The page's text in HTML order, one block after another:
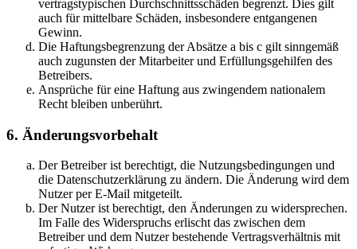
vertragstypischen Durchschnittsschäden begrenzt. Dies gilt
auch für mittelbare Schäden, insbesondere entgangenen
Gewinn.
Die Haftungsbegrenzung der Absätze a bis c gilt sinngemäß
auch zugunsten der Mitarbeiter und Erfüllungsgehilfen des
Betreibers.
Ansprüche für eine Haftung aus zwingendem nationalem
Recht bleiben unberührt.
6. Änderungsvorbehalt
Der Betreiber ist berechtigt, die Nutzungsbedingungen und
die Datenschutzerklärung zu ändern. Die Änderung wird dem
Nutzer per E-Mail mitgeteilt.
Der Nutzer ist berechtigt, den Änderungen zu widersprechen.
Im Falle des Widerspruchs erlischt das zwischen dem
Betreiber und dem Nutzer bestehende Vertragsverhältnis mit